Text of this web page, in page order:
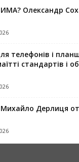
Олександр
телефонів і
стандартів і
Михайло Дерлиця